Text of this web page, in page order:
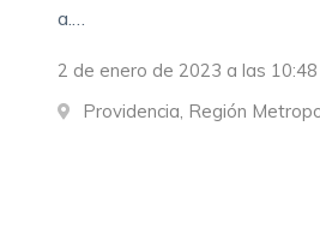
a.…
2 de enero de 2023 a las 10:48
Providencia, Región